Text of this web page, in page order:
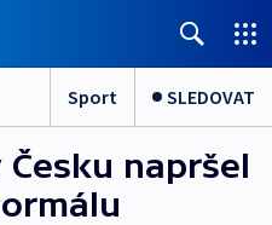
Sport SLEDOVAT
napršel